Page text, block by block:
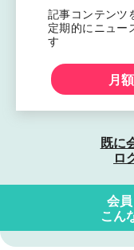
記事コンテンツ
定期的にニュー
す
月
既に
ロ
会
こん